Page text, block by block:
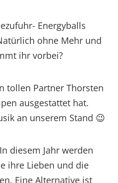
Energyballs
ohne Mehr und
ihr vorbei?
tollen Partner Thorsten
ausgestattet hat.
an unserem Stand 😉
diesem Jahr werden
ihre Lieben und die
Eine Alternative ist